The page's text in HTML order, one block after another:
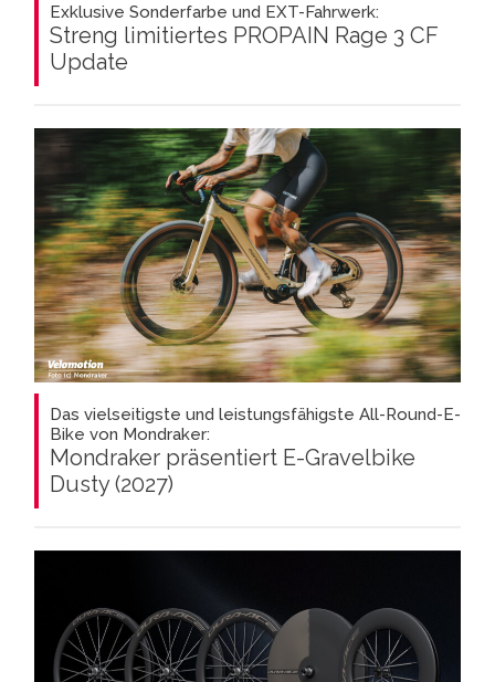
Exklusive Sonderfarbe und EXT-Fahrwerk:
Streng limitiertes PROPAIN Rage 3 CF
Update
Das vielseitigste und leistungsfähigste All-Round-E-
Bike von Mondraker:
Mondraker präsentiert E-Gravelbike
Dusty (2027)